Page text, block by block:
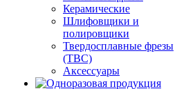
Керамические
Шлифовщики и
полировщики
Твердосплавные фрезы
(ТВС)
Аксессуары